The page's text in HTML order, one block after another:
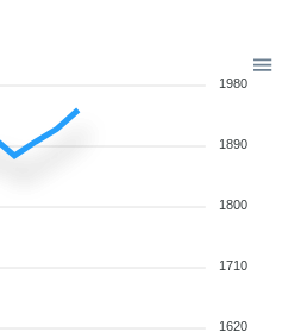
1980
1890
1800
1710
1620